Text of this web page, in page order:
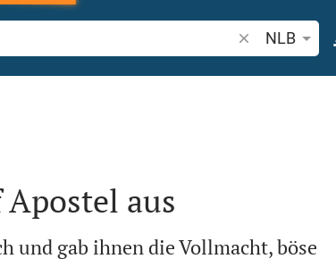
Bibelstelle oder
NLB
aus
und gab ihnen die Vollmacht, böse